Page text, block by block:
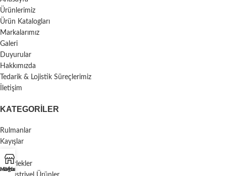
Ürünlerimiz
Ürün Katalogları
Markalarımız
Galeri
Duyurular
Hakkımızda
Tedarik & Lojistik Süreçlerimiz
İletişim
KATEGORILER
Rulmanlar
Kayışlar
Keçe
Tekerlekler
Mağaza
Whatsapp